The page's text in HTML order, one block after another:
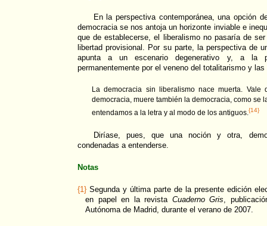
En la perspectiva contemporánea, una opción
democracia se nos antoja un horizonte inviable e
que de establecerse, el liberalismo no pasaría de
libertad provisional. Por su parte, la perspectiva de
apunta a un escenario degenerativo y, a la
permanentemente por el veneno del totalitarismo y
La democracia sin liberalismo nace muerta.
democracia, muere también la democracia, como se
entendamos a la letra y al modo de los antiguos. {14}
Diríase, pues, que una noción y otra,
condenadas a entenderse.
Notas
{1} Segunda y última parte de la presente edición
en papel en la revista Cuaderno Gris ,
Autónoma de Madrid, durante el verano de 2007.